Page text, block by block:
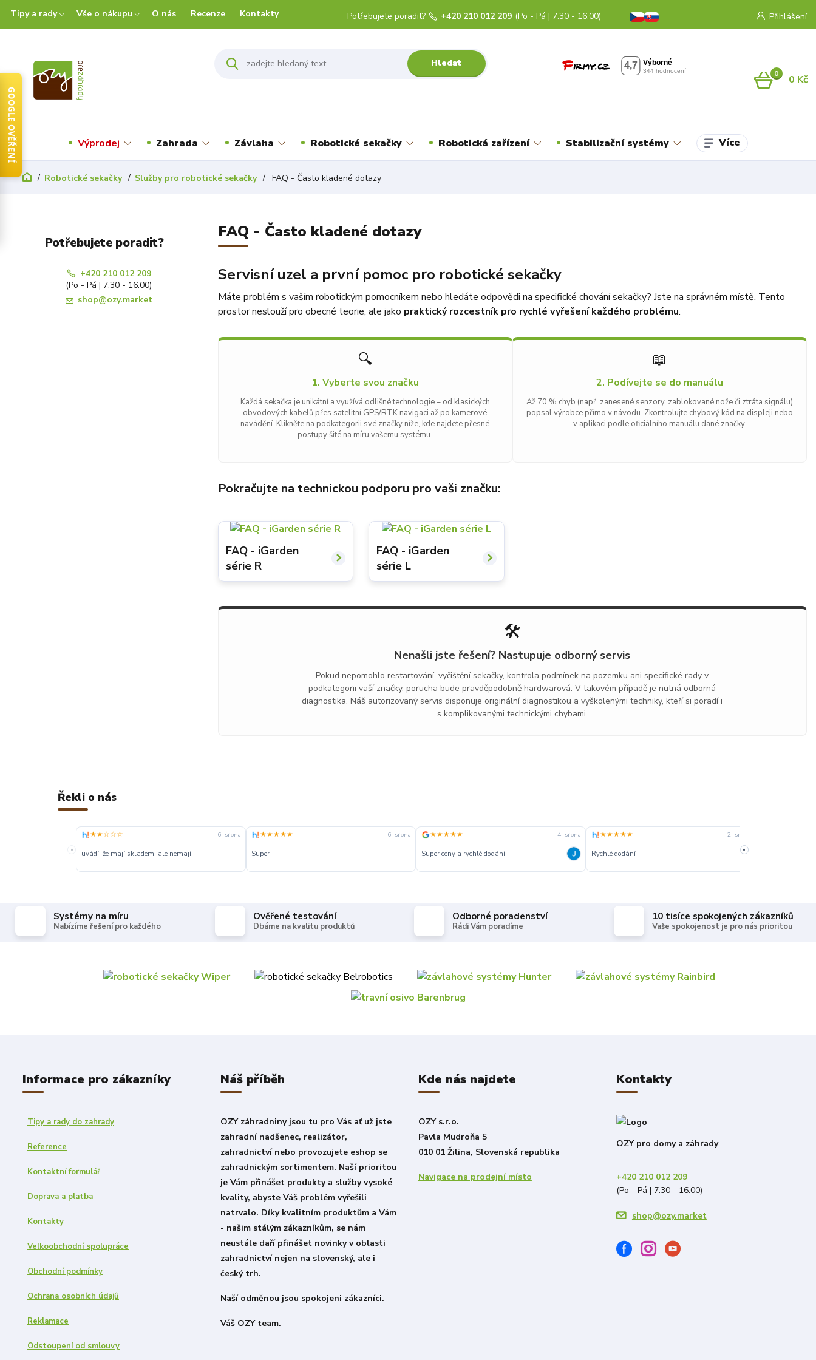
Tipy a rady Vše o nákupu O nás Recenze Kontakty Přihlášení
Hledat
Potřebujete poradit? +420 210 012 209 (Po - Pá | 7:30 - 16:00)
0 0 Kč
Výprodej Zahrada Závlaha Robotické sekačky Robotická zařízení Stabilizační systémy Více
Robotické sekačky Služby pro robotické sekačky FAQ - Často kladené dotazy
FAQ - Často kladené dotazy
Servisní uzel a první pomoc pro robotické sekačky
Máte problém s vaším robotickým pomocníkem nebo hledáte odpovědi na specifické chování sekačky? Jste na správném místě. Tento
prostor neslouží pro obecné teorie, ale jako praktický rozcestník pro rychlé vyřešení každého problému.
🔍
1. Vyberte svou značku
Každá sekačka je unikátní a využívá odlišné technologie – od klasických
obvodových kabelů přes satelitní GPS/RTK navigaci až po kamerové
navádění. Klikněte na podkategorii své značky níže, kde najdete přesné
postupy šité na míru vašemu systému.
📖
2. Podívejte se do manuálu
Až 70 % chyb (např. zanesené senzory, zablokované nože či ztráta signálu)
popsal výrobce přímo v návodu. Zkontrolujte chybový kód na displeji nebo
v aplikaci podle oficiálního manuálu dané značky.
Pokračujte na technickou podporu pro vaši značku:
FAQ - iGarden
série R
FAQ - iGarden
série L
🛠️
Nenašli jste řešení? Nastupuje odborný servis
Pokud nepomohlo restartování, vyčištění sekačky, kontrola podmínek na pozemku ani specifické rady v
podkategorii vaší značky, porucha bude pravděpodobně hardwarová. V takovém případě je nutná odborná
diagnostika. Náš autorizovaný servis disponuje originální diagnostikou a vyškolenými techniky, kteří si poradí i
s komplikovanými technickými chybami.
Potřebujete poradit?
+420 210 012 209
(Po - Pá | 7:30 - 16:00)
shop@ozy.market
Řekli o nás
«
★★☆☆☆ 6. srpna
uvádí, že mají skladem, ale nemají
★★★★★ 6. srpna
Super
★★★★★ 4. srpna
Super ceny a rychlé dodání
★★★★★ 2. srpna
Rychlé dodání »
Systémy na míru
Nabízíme řešení pro každého
Ověřené testování
Dbáme na kvalitu produktů
Odborné poradenství
Rádi Vám poradíme
10 tisíce spokojených zákazníků
Vaše spokojenost je pro nás prioritou
Informace pro zákazníky
Tipy a rady do zahrady
Reference
Kontaktní formulář
Doprava a platba
Kontakty
Velkoobchodní spolupráce
Obchodní podmínky
Ochrana osobních údajů
Reklamace
Odstoupení od smlouvy
Náš příběh
OZY záhradniny jsou tu pro Vás ať už jste
zahradní nadšenec, realizátor,
zahradnictví nebo provozujete eshop se
zahradnickým sortimentem. Naší prioritou
je Vám přinášet produkty a služby vysoké
kvality, abyste Váš problém vyřešili
natrvalo. Díky kvalitním produktům a Vám
- našim stálým zákazníkům, se nám
neustále daří přinášet novinky v oblasti
zahradnictví nejen na slovenský, ale i
český trh.
Naší odměnou jsou spokojeni zákazníci.
Váš OZY team.
Kde nás najdete
OZY s.r.o.
Pavla Mudroňa 5
010 01 Žilina, Slovenská republika
Navigace na prodejní místo
Kontakty
OZY pro domy a záhrady
+420 210 012 209
(Po - Pá | 7:30 - 16:00)
shop@ozy.market
GOOGLE OVĚŘENÍ